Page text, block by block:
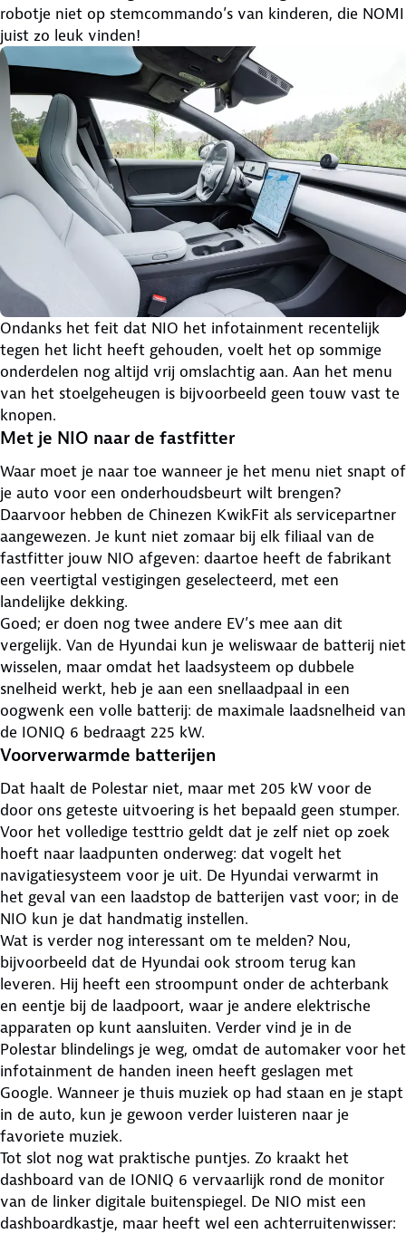
robotje niet op stemcommando’s van kinderen, die NOMI
juist zo leuk vinden!
Ondanks het feit dat NIO het infotainment recentelijk
tegen het licht heeft gehouden, voelt het op sommige
onderdelen nog altijd vrij omslachtig aan. Aan het menu
van het stoelgeheugen is bijvoorbeeld geen touw vast te
knopen.
Met je NIO naar de fastfitter
Waar moet je naar toe wanneer je het menu niet snapt of
je auto voor een onderhoudsbeurt wilt brengen?
Daarvoor hebben de Chinezen KwikFit als servicepartner
aangewezen. Je kunt niet zomaar bij elk filiaal van de
fastfitter jouw NIO afgeven: daartoe heeft de fabrikant
een veertigtal vestigingen geselecteerd, met een
landelijke dekking.
Goed; er doen nog twee andere EV’s mee aan dit
vergelijk. Van de Hyundai kun je weliswaar de batterij niet
wisselen, maar omdat het laadsysteem op dubbele
snelheid werkt, heb je aan een snellaadpaal in een
oogwenk een volle batterij: de maximale laadsnelheid van
de IONIQ 6 bedraagt 225 kW.
Voorverwarmde batterijen
Dat haalt de Polestar niet, maar met 205 kW voor de
door ons geteste uitvoering is het bepaald geen stumper.
Voor het volledige testtrio geldt dat je zelf niet op zoek
hoeft naar laadpunten onderweg: dat vogelt het
navigatiesysteem voor je uit. De Hyundai verwarmt in
het geval van een laadstop de batterijen vast voor; in de
NIO kun je dat handmatig instellen.
Wat is verder nog interessant om te melden? Nou,
bijvoorbeeld dat de Hyundai ook stroom terug kan
leveren. Hij heeft een stroompunt onder de achterbank
en eentje bij de laadpoort, waar je andere elektrische
apparaten op kunt aansluiten. Verder vind je in de
Polestar blindelings je weg, omdat de automaker voor het
infotainment de handen ineen heeft geslagen met
Google. Wanneer je thuis muziek op had staan en je stapt
in de auto, kun je gewoon verder luisteren naar je
favoriete muziek.
Tot slot nog wat praktische puntjes. Zo kraakt het
dashboard van de IONIQ 6 vervaarlijk rond de monitor
van de linker digitale buitenspiegel. De NIO mist een
dashboardkastje, maar heeft wel een achterruitenwisser: